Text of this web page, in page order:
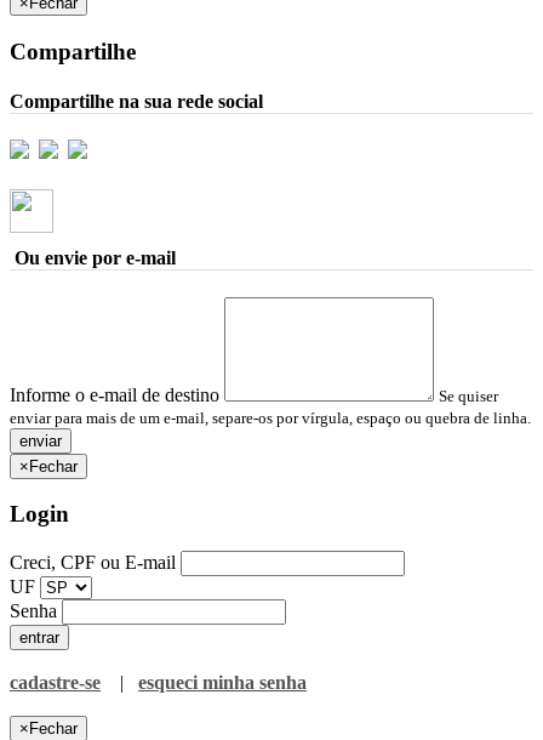
Compartilhe
Compartilhe na sua rede social
Ou envie por e-mail
Informe o e-mail de destino
Se quiser
enviar para mais de um e-mail, separe-os por vírgula, espaço ou quebra de linha.
×Fechar
Login
Creci, CPF ou E-mail
UF
Senha
cadastre-se | esqueci minha senha
× Fechar